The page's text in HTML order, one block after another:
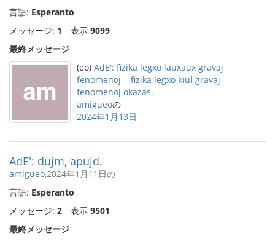
言語: Esperanto
メッセージ: 1 表示 9099
最終メッセージ
(eo) AdE': fizika legxo lauxaux gravaj
fenomenoj = fizika legxo kiul gravaj
fenomenoj okazas.
amigueoの
2024年1月13日
AdE': dujm, apujd.
amigueo,2024年1月11日の
言語: Esperanto
メッセージ: 2 表示 9501
最終メッセージ